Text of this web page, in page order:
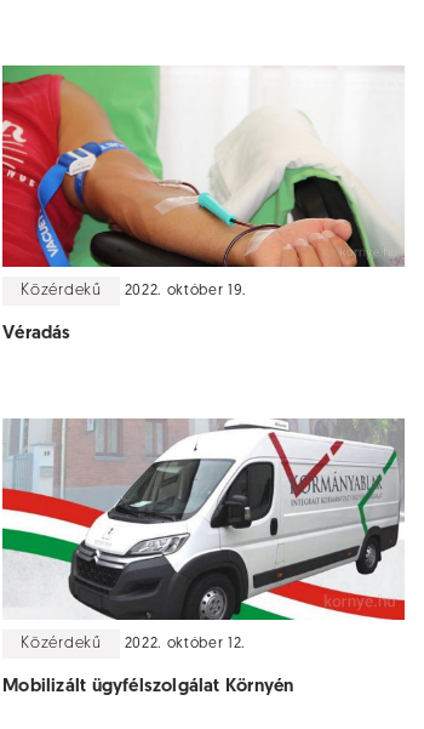
Közérdekű 2022. október 19.
Véradás
Közérdekű 2022. október 12.
Mobilizált ügyfélszolgálat Környén